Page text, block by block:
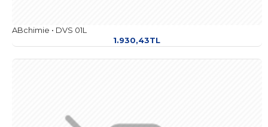
ABchimie • DVS 01L
1.930,43TL